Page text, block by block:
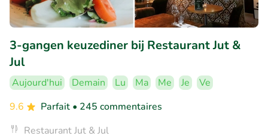
3-gangen keuzediner bij Restaurant Jut &
Jul
Aujourd'hui Demain Lu Ma Me Je
Ve
9.6
Parfait • 245 commentaires
Restaurant Jut & Jul